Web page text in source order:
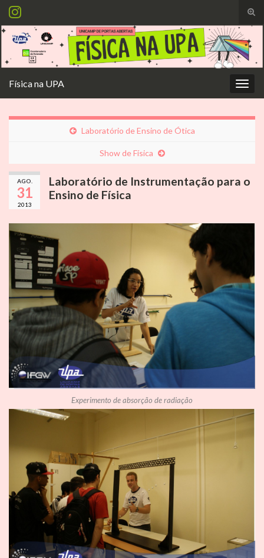
de
Search for:
Física na UPA
Laboratório de Ensino de Ótica
Show de Física
AGO.
31
2013
Laboratório de Instrumentação para o
Ensino de Física
Experimento de absorção de radiação